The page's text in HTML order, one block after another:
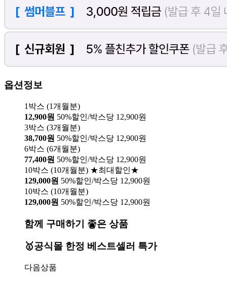
옵션정보
1박스 (1개월분)
12,900원 50%할인/박스당 12,900원
3박스 (3개월분)
38,700원 50%할인/박스당 12,900원
6박스 (6개월분)
77,400원 50%할인/박스당 12,900원
10박스 (10개월분) ★최대할인★
129,000원 50%할인/박스당 12,900원
10박스 (10개월분)
129,000원 50%할인/박스당 12,900원
함께 구매하기 좋은 상품
🥇공식몰 한정 베스트셀러 특가
다음상품